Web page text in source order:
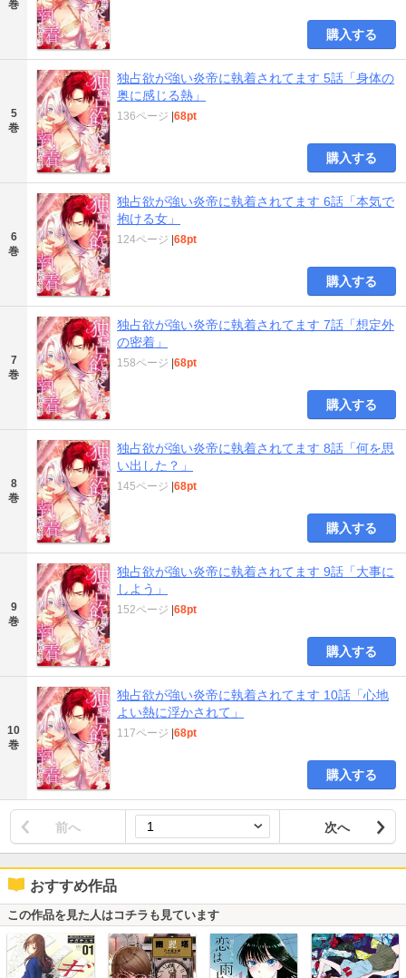
巻
購入する
5
巻
独占欲が強い炎帝に執着されてます 5話「身体の
奥に感じる熱」
136ページ |68pt
購入する
6
巻
独占欲が強い炎帝に執着されてます 6話「本気で
抱ける女」
124ページ |68pt
購入する
7
巻
独占欲が強い炎帝に執着されてます 7話「想定外
の密着」
158ページ |68pt
購入する
8
巻
独占欲が強い炎帝に執着されてます 8話「何を思
い出した？」
145ページ |68pt
購入する
9
巻
独占欲が強い炎帝に執着されてます 9話「大事に
しよう」
152ページ |68pt
購入する
10
巻
独占欲が強い炎帝に執着されてます 10話「心地
よい熱に浮かされて」
117ページ |68pt
購入する
前へ 次へ
おすすめ作品
この作品を見た人はコチラも見ています